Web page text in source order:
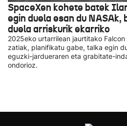
SpaceXen kohete batek
egin duela esan du NASAk,
duela arriskurik ekarriko
2025eko urtarrilean jaurtitako
zatiak, planifikatu gabe, talka egin
eguzki-jardueraren eta grabitate-
ondorioz.